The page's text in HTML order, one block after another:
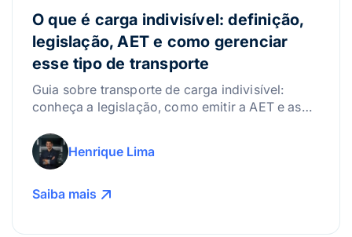
O que é carga indivisível: definição,
legislação, AET e como gerenciar
esse tipo de transporte
Guia sobre transporte de carga indivisível:
conheça a legislação, como emitir a AET e as
Henrique Lima
Saiba mais